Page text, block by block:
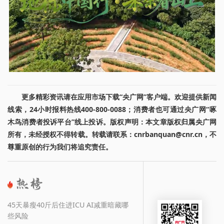
更多精彩资讯请在应用市场下载“央广网”客户端。欢迎提供新闻
线索，24小时报料热线400-800-0088；消费者也可通过央广网“啄
木鸟消费者投诉平台”线上投诉。版权声明：本文章版权归属央广网
所有，未经授权不得转载。转载请联系：cnrbanquan@cnr.cn，不
尊重原创的行为我们将追究责任。
45天暴瘦40斤后住进ICU AI减重暗藏哪
些风险